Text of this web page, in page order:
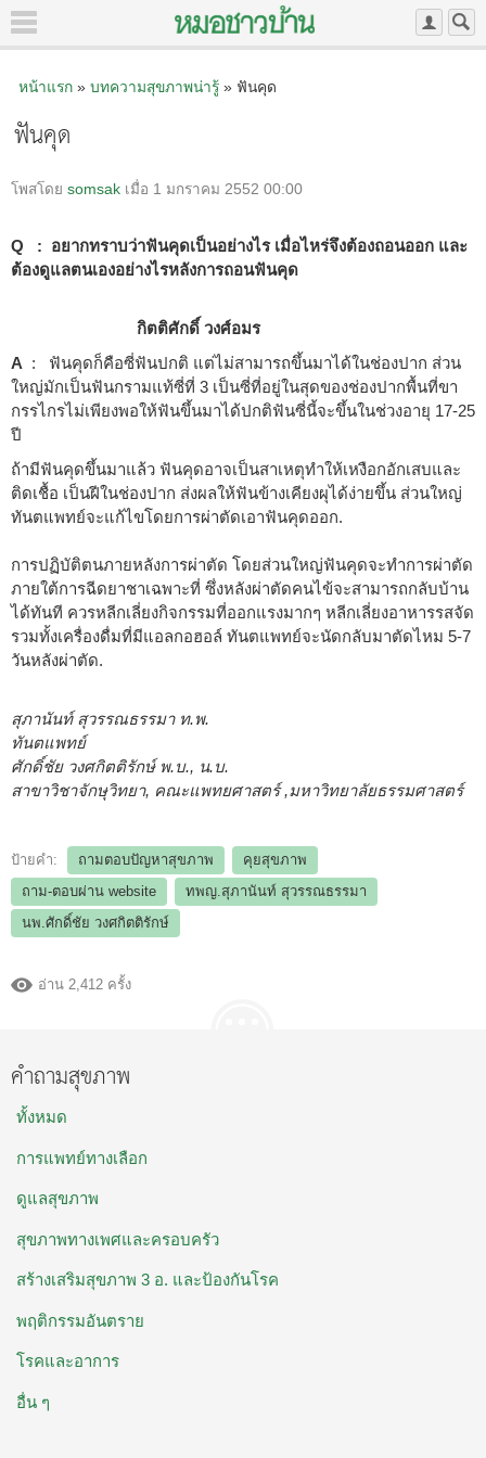
หน้าแรก» บทความสุขภาพน่ารู้» ฟันคุด
ฟันคุด
โพสโดย somsak เมื่อ 1 มกราคม 2552 00:00
Q : อยากทราบว่าฟันคุดเป็นอย่างไร เมื่อไหร่จึงต้องถอนออก และ
ต้องดูแลตนเองอย่างไรหลังการถอนฟันคุด
กิตติศักดิ์ วงศ์อมร
A : ฟันคุดก็คือซี่ฟันปกติ แต่ไม่สามารถขึ้นมาได้ในช่องปาก ส่วน
ใหญ่มักเป็นฟันกรามแท้ซี่ที่ 3 เป็นซี่ที่อยู่ในสุดของช่องปากพื้นที่ขา
กรรไกรไม่เพียงพอให้ฟันขึ้นมาได้ปกติฟันซี่นี้จะขึ้นในช่วงอายุ 17-25
ปี
ถ้ามีฟันคุดขึ้นมาแล้ว ฟันคุดอาจเป็นสาเหตุทำให้เหงือกอักเสบและ
ติดเชื้อ เป็นฝีในช่องปาก ส่งผลให้ฟันข้างเคียงผุได้ง่ายขึ้น ส่วนใหญ่
ทันตแพทย์จะแก้ไขโดยการผ่าตัดเอาฟันคุดออก.
การปฏิบัติตนภายหลังการผ่าตัด โดยส่วนใหญ่ฟันคุดจะทำการผ่าตัด
ภายใต้การฉีดยาชาเฉพาะที่ ซึ่งหลังผ่าตัดคนไข้จะสามารถกลับบ้าน
ได้ทันที ควรหลีกเลี่ยงกิจกรรมที่ออกแรงมากๆ หลีกเลี่ยงอาหารรสจัด
รวมทั้งเครื่องดื่มที่มีแอลกอฮอล์ ทันตแพทย์จะนัดกลับมาตัดไหม 5-7
วันหลังผ่าตัด.
สุภานันท์ สุวรรณธรรมา ท.พ.
ทันตแพทย์
ศักดิ์ชัย วงศกิตติรักษ์ พ.บ., น.บ.
สาขาวิชาจักษุวิทยา, คณะแพทยศาสตร์ ,มหาวิทยาลัยธรรมศาสตร์
ป้ายคำ: ถามตอบปัญหาสุขภาพ
คุยสุขภาพ
ถาม-ตอบผ่าน website
ทพญ.สุภานันท์ สุวรรณธรรมา
นพ.ศักดิ์ชัย วงศกิตติรักษ์
อ่าน 2,412 ครั้ง
คำถามสุขภาพ
ทั้งหมด
การแพทย์ทางเลือก
ดูแลสุขภาพ
สุขภาพทางเพศและครอบครัว
สร้างเสริมสุขภาพ 3 อ. และป้องกันโรค
พฤติกรรมอันตราย
โรคและอาการ
อื่น ๆ